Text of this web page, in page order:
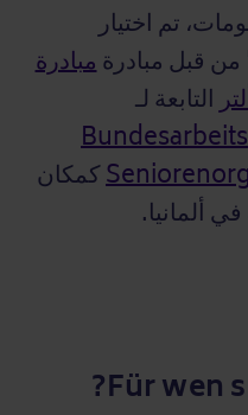
تم اختيار
قبل مبادرةمبادرة
التابعة لـ
كمكان
ألمانيا.
Für wen